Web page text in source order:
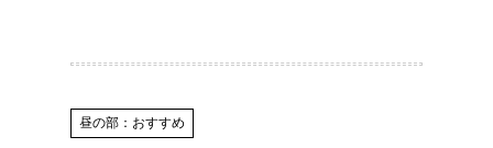
昼の部：おすすめ